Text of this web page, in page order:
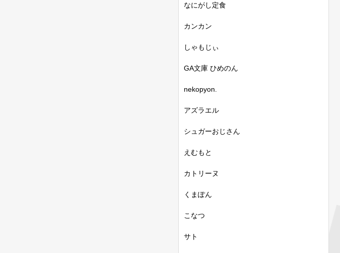
なにがし定食
カンカン
しゃもじぃ
GA文庫 ひめのん
nekopyon.
アズラエル
シュガーおじさん
えむもと
カトリーヌ
くまぽん
こなつ
サト